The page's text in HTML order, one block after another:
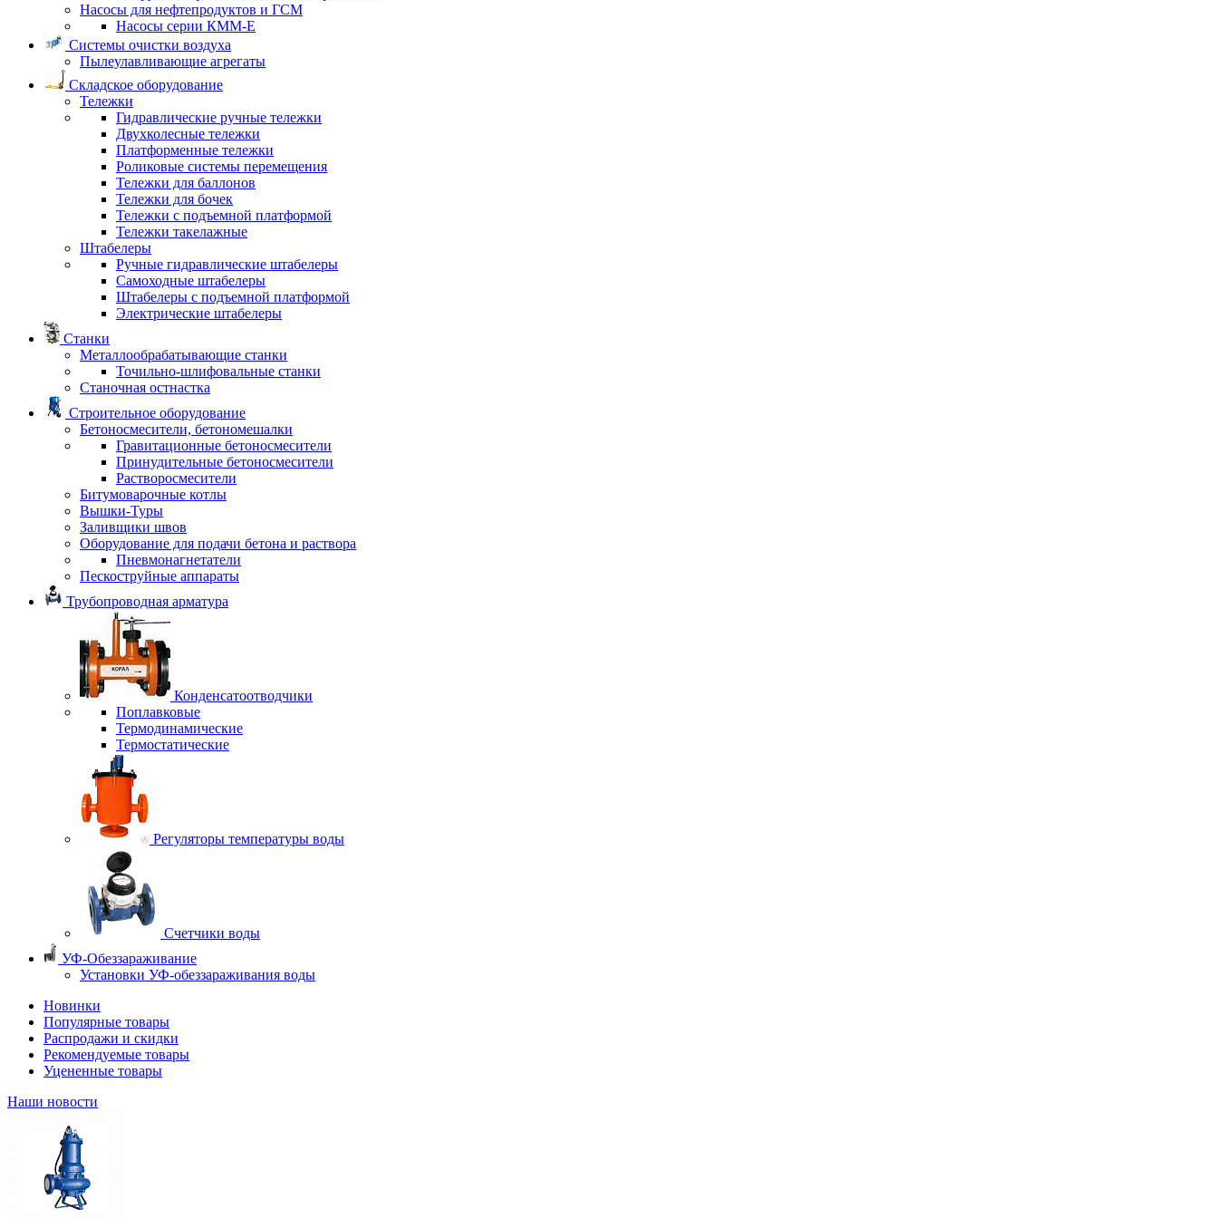
Насосы для нефтепродуктов и ГСМ
Насосы серии КММ-Е
Системы очистки воздуха
Пылеулавливающие агрегаты
Складское оборудование
Тележки
Гидравлические ручные тележки
Двухколесные тележки
Платформенные тележки
Роликовые системы перемещения
Тележки для баллонов
Тележки для бочек
Тележки с подъемной платформой
Тележки такелажные
Штабелеры
Ручные гидравлические штабелеры
Самоходные штабелеры
Штабелеры с подъемной платформой
Электрические штабелеры
Станки
Металлообрабатывающие станки
Точильно-шлифовальные станки
Станочная остнастка
Строительное оборудование
Бетоносмесители, бетономешалки
Гравитационные бетоносмесители
Принудительные бетоносмесители
Растворосмесители
Битумоварочные котлы
Вышки-Туры
Заливщики швов
Оборудование для подачи бетона и раствора
Пневмонагнетатели
Пескоструйные аппараты
Трубопроводная арматура
Конденсатоотводчики
Поплавковые
Термодинамические
Термостатические
Регуляторы температуры воды
Счетчики воды
УФ-Обеззараживание
Установки УФ-обеззараживания воды
Новинки
Популярные товары
Распродажи и скидки
Рекомендуемые товары
Уцененные товары
Наши новости